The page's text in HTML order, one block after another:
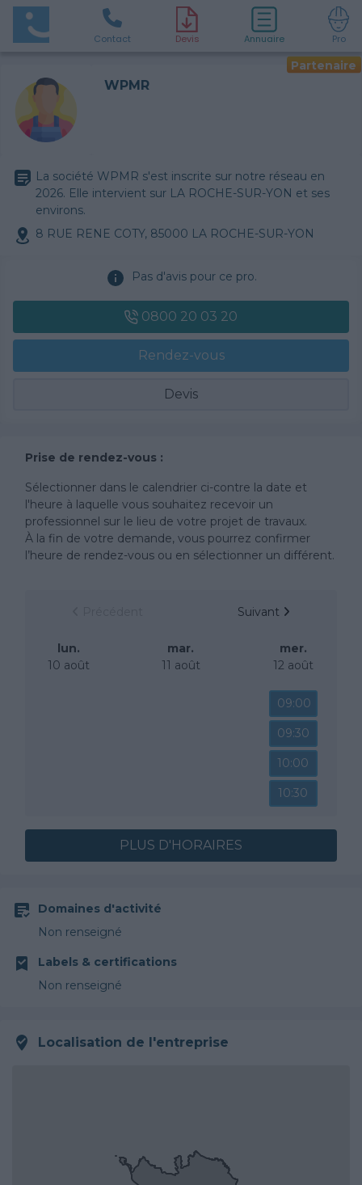
Contact Devis Annuaire Pro
Partenaire
WPMR
La société WPMR s'est inscrite sur notre réseau en
2026. Elle intervient sur LA ROCHE-SUR-YON et ses
environs.
8 RUE RENE COTY, 85000 LA ROCHE-SUR-YON
Pas d'avis pour ce pro.
0800 20 03 20
Rendez-vous
Devis
Prise de rendez-vous :
Sélectionner dans le calendrier ci-contre la date et
l'heure à laquelle vous souhaitez recevoir un
professionnel sur le lieu de votre projet de travaux.
À la fin de votre demande, vous pourrez confirmer
l’heure de rendez-vous ou en sélectionner un différent.
Suivant
lun.
10 août
mar.
11 août
mer.
12 août
09:00
09:30
10:00
10:30
PLUS D'HORAIRES
Domaines d'activité
Non renseigné
Labels & certifications
Non renseigné
Localisation de l'entreprise